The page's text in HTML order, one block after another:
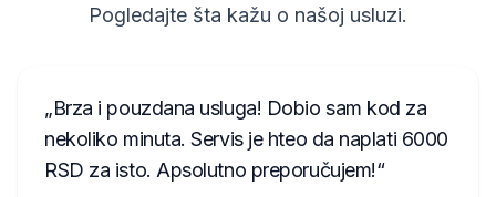
Pogledajte šta kažu o našoj usluzi.
Brza i pouzdana usluga! Dobio sam kod za
nekoliko minuta. Servis je hteo da naplati 6000
RSD za isto. Apsolutno preporučujem!